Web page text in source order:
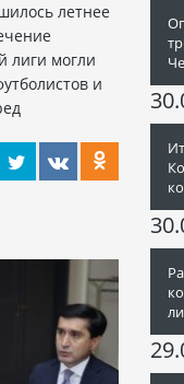
летнее
лиги могли
и